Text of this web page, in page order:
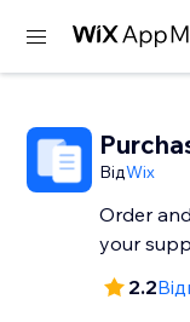
ВідWix
Order
your
2.2